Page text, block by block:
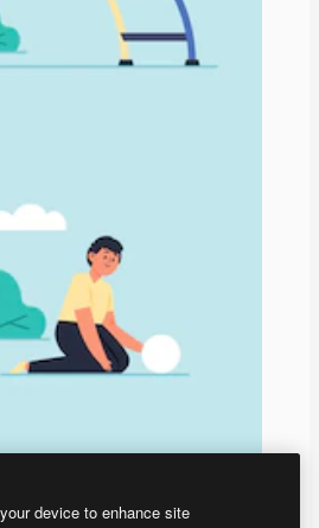
device to enhance site